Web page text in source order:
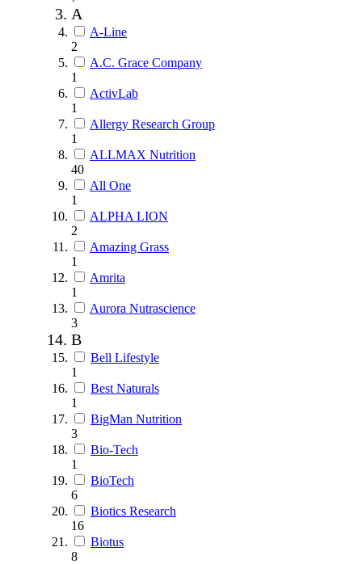
A
A-Line
2
A.C. Grace Company
1
ActivLab
1
Allergy Research Group
1
ALLMAX Nutrition
40
All One
1
ALPHA LION
2
Amazing Grass
1
Amrita
1
Aurora Nutrascience
3
B
Bell Lifestyle
1
Best Naturals
1
BigMan Nutrition
3
Bio-Tech
1
BioTech
6
Biotics Research
16
Biotus
8